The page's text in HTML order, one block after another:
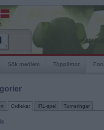
Sök medlem Topplistor
Ordlekar IRL-spel Turneringar